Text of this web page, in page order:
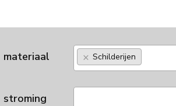
materiaal × Schilderijen
stroming